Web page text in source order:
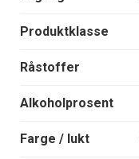
Produktklasse
Råstoffer
Alkoholprosent
Farge / lukt